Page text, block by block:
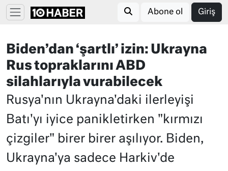
Abone ol Giriş
Biden’dan ‘şartlı’ izin: Ukrayna
Rus topraklarını ABD
silahlarıyla vurabilecek
Rusya'nın Ukrayna'daki ilerleyişi
Batı'yı iyice panikletirken "kırmızı
çizgiler" birer birer aşılıyor. Biden,
Ukrayna'ya sadece Harkiv'de